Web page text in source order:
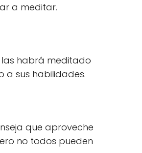
a meditar.
habrá meditado
a sus habilidades.
que aproveche
no todos pueden